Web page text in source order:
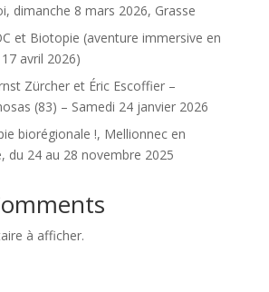
dimanche 8 mars 2026, Grasse
et Biotopie (aventure immersive en
avril 2026)
Zürcher et Éric Escoffier –
(83) – Samedi 24 janvier 2026
biorégionale !, Mellionnec en
du 24 au 28 novembre 2025
à afficher.